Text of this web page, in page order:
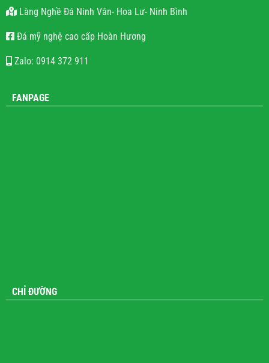
0985.815.390
Làng Nghề Đá Ninh Vân- Hoa Lư- Ninh Bình
Đá mỹ nghệ cao cấp Hoàn Hương